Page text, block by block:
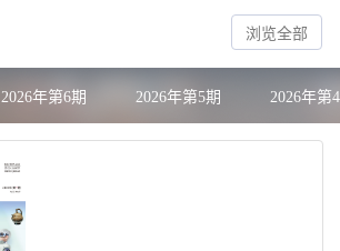
浏览全部
2026年第6期 2026年第5期 2026年第